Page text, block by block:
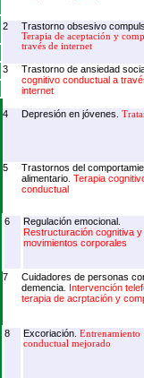
2 Trastorno obsesivo
Terapia de aceptación y
través de internet
3
Trastorno de ansiedad
cognitivo conductual a
internet
4 Depresión en jóvenes
5
Trastornos del
alimentario Terapia
conductual
6 Regulación emocional
Restructuración cognitiva y
movimientos corporales
7
Cuidadores de personas
demencia Intervención
terapia de acrptación y
8 Excoriación. Entrenamiento
conductual mejorado